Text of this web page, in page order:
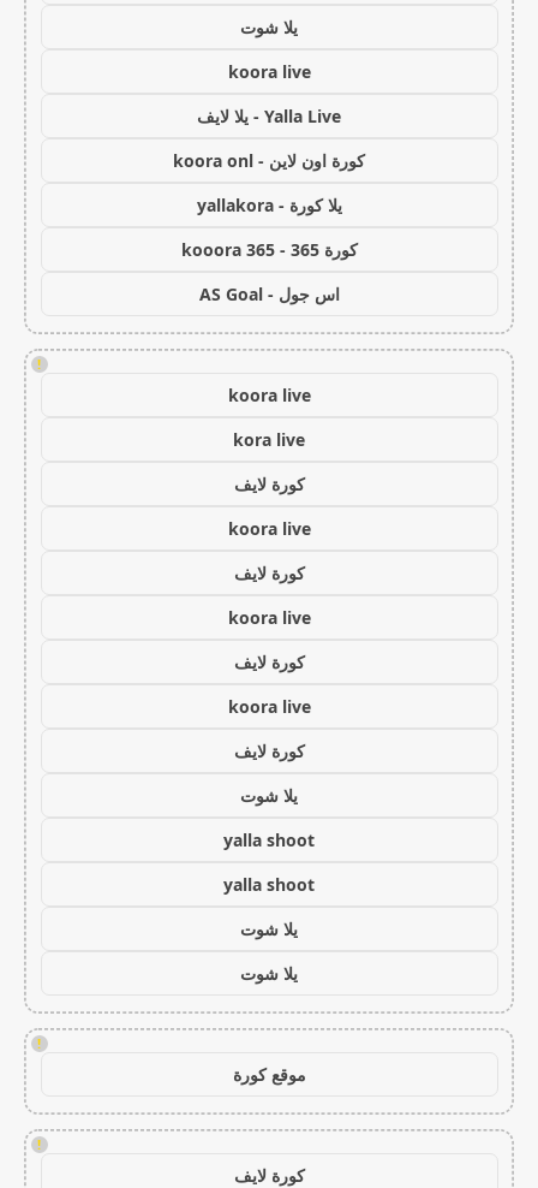
يلا شوت
koora live
Yalla Live - يلا لايف
كورة اون لاين - koora onl
يلا كورة - yallakora
كورة 365 - kooora 365
اس جول - AS Goal
!
koora live
kora live
كورة لايف
koora live
كورة لايف
koora live
كورة لايف
koora live
كورة لايف
يلا شوت
yalla shoot
yalla shoot
يلا شوت
يلا شوت
!
موقع كورة
!
كورة لايف